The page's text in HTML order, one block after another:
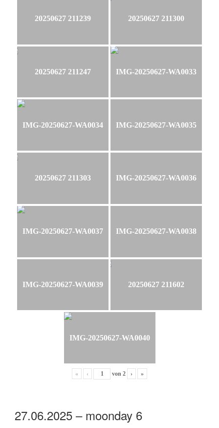
20250627 211239 20250627 211300
20250627 211247 IMG-20250627-WA0033
IMG-20250627-WA0034 IMG-20250627-WA0035
20250627 211303 IMG-20250627-WA0036
IMG-20250627-WA0037 IMG-20250627-WA0038
IMG-20250627-WA0039 20250627 211602
IMG-20250627-WA0040
« ‹ von 2 › »
27.06.2025 – moonday 6